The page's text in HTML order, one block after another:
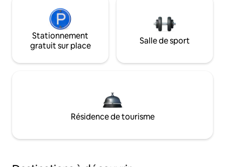
Stationnement
gratuit sur place
Salle de sport
Résidence de tourisme